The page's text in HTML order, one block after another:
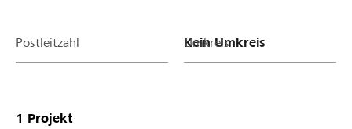
Postleitzahl Umkreis
1 Projekt